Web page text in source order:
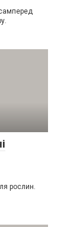
рослин.